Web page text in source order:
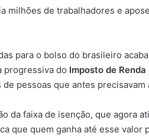
milhões de trabalhadores e
para o bolso do brasileiro
progressiva do Imposto de Renda
pessoas que antes
da faixa de isenção, que agora
que quem ganha até esse